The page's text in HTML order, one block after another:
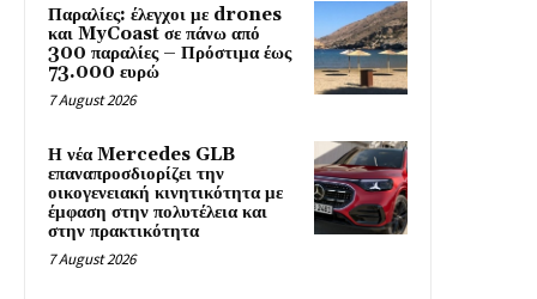
Παραλίες: έλεγχοι με drones
και MyCoast σε πάνω από
300 παραλίες – Πρόστιμα έως
73.000 ευρώ
7 August 2026
Η νέα Mercedes GLB
επαναπροσδιορίζει την
οικογενειακή κινητικότητα με
έμφαση στην πολυτέλεια και
στην πρακτικότητα
7 August 2026